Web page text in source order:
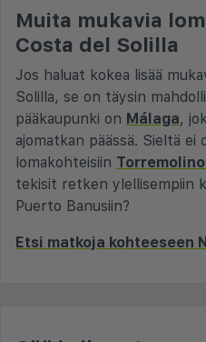
Muita mukavia
Costa del Solilla
Jos haluat kokea lisää
Solilla, se on täysin
pääkaupunki on Málaga,
ajomatkan päässä. Sieltä ei
lomakohteisiin
tekisit retken ylellisempiin
Puerto Banusiin?
Etsi matkoja kohteeseen